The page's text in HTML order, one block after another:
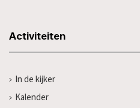
Activiteiten
In de kijker
Kalender